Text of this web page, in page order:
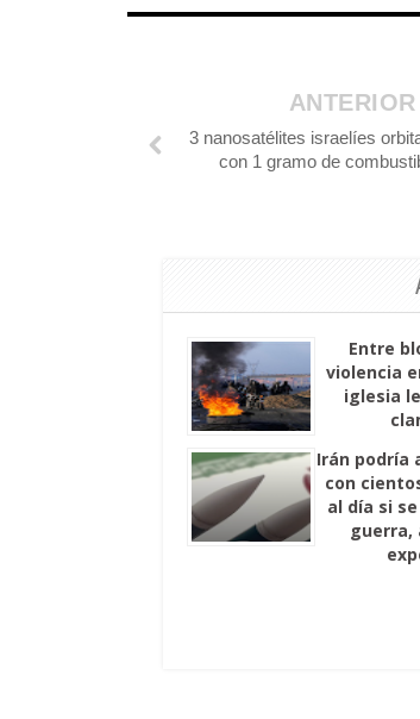
ANTERIOR
3 nanosatélites israelíes
con 1 gramo de
Entre
violencia
iglesia
Irán podría
con
al día si
guerra,